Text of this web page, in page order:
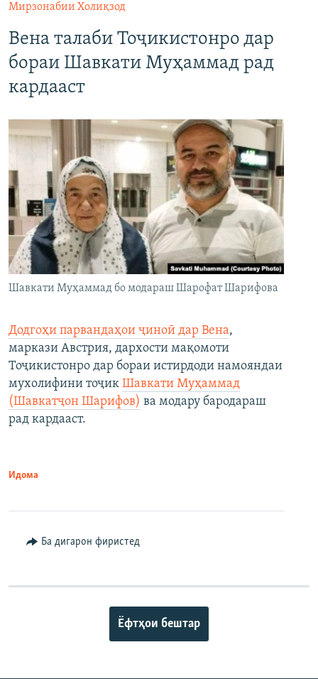
Мирзонабии Холиқзод
Вена талаби Тоҷикистонро дар
бораи Шавкати Муҳаммад рад
кардааст
Шавкати Муҳаммад бо модараш Шарофат Шарифова
Додгоҳи парвандаҳои ҷиноӣ дар Вена,
маркази Австрия, дархости мақомоти
Тоҷикистонро дар бораи истирдоди намояндаи
мухолифини тоҷик Шавкати Муҳаммад
(Шавкатҷон Шарифов) ва модару бародараш
рад кардааст.
Идома
Ба дигарон фиристед
Ёфтҳои бештар